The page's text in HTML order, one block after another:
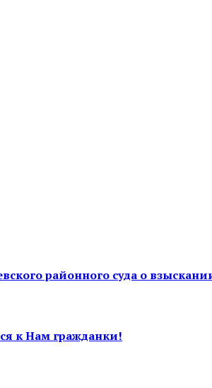
районного суда о
к Нам гражданки!